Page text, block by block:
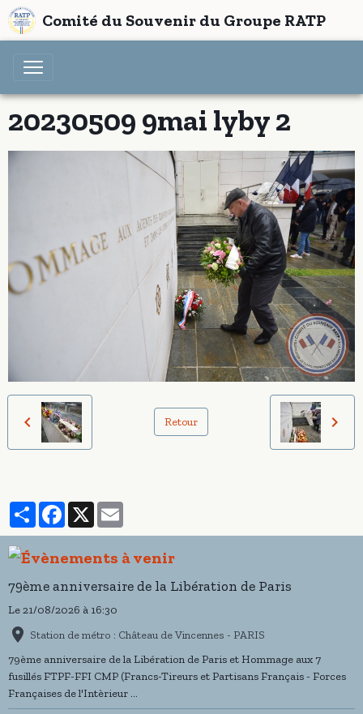
Comité du Souvenir du Groupe RATP
20230509 9mai lyby 2
Retour
PartagerFacebook
X
79ème anniversaire de la Libération de Paris
Le 21/08/2026 à 16:30
Station de métro : Château de Vincennes - PARIS
79ème anniversaire de la Libération de Paris et Hommage aux 7
fusillés FTPF-FFI CMP (Francs-Tireurs et Partisans Français - Forces
Françaises de l'Intèrieur ...